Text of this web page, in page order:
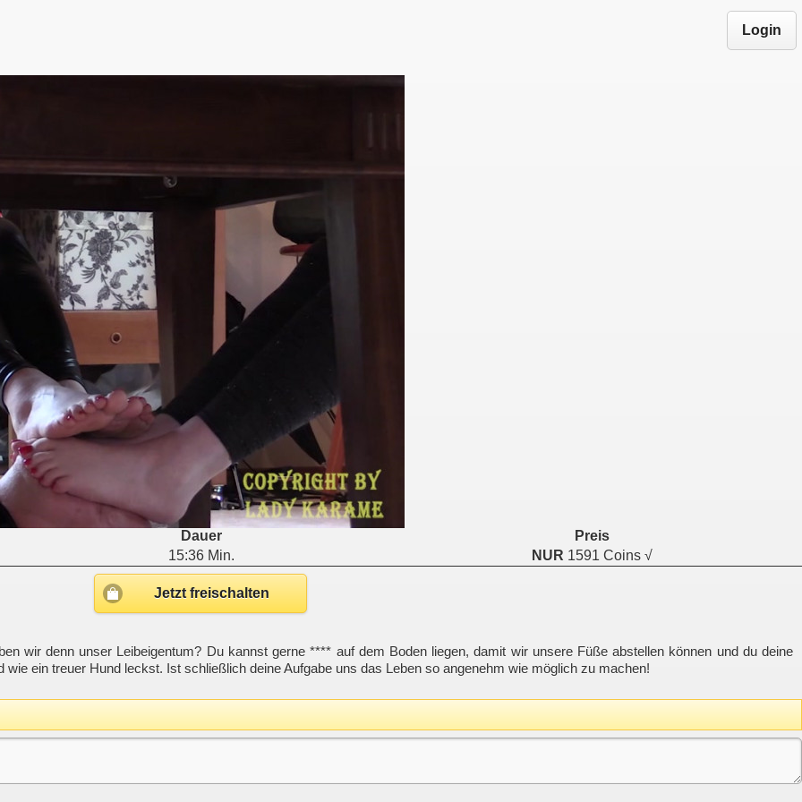
Login
Dauer
Preis
15:36 Min. NUR 1591 Coins √
Jetzt freischalten
wir denn unser Leibeigentum? Du kannst gerne **** auf dem Boden liegen, damit wir unsere Füße abstellen können und du deine
ein treuer Hund leckst. Ist schließlich deine Aufgabe uns das Leben so angenehm wie möglich zu machen!